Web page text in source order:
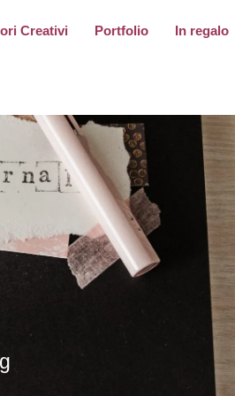
Creativi Portfolio In regalo